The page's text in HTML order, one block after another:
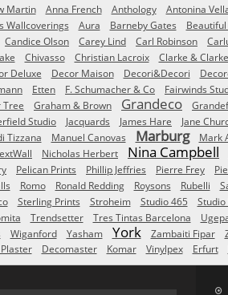
Martin Anna French Anthology Antonina
Wallcoverings Aura Barneby Gates Beautiful
Candice Olson Carey Lind Carl Robinson
Chivasso Christian Lacroix Clarke & Clarke
Deluxe Decor Maison Decori&Decori
Etten F. Schumacher & Co Fairwinds
Tree Graham & Brown Grandeco
Studio Jacquards James Hare Jane
Tizzana Manuel Canovas Marburg Mark
Nicholas Herbert Nina Campbell
Pelican Prints Phillip Jeffries Pierre Frey
Romo Ronald Redding Roysons Rubelli
Sterling Prints Stroheim Studio 465 Studio
Trendsetter Tres Tintas Barcelona
Wiganford Yasham York Zambaiti Fipar
Decomaster Komar Vinylpex Erfurt